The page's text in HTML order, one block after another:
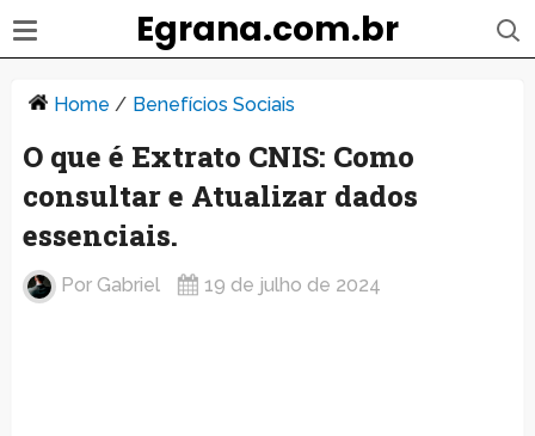
Egrana.com.br
Home / Benefícios Sociais
O que é Extrato CNIS: Como
consultar e Atualizar dados
essenciais.
Por Gabriel 19 de julho de 2024